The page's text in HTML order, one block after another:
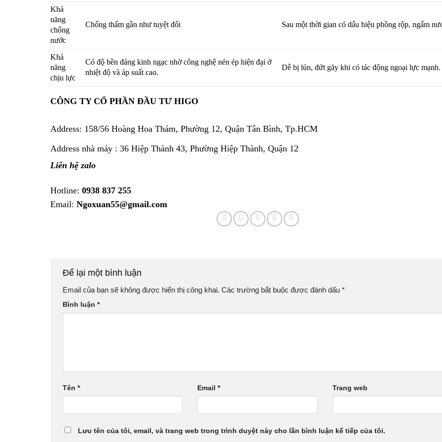
Khả
năng
chống
nước
Chống thấm gần như tuyệt đối Sau một thời gian có dấu hiệu phồng rộp, ngấm
Khả
năng
chịu lực
Có độ bền đáng kinh ngạc nhờ công nghệ nén ép hiện đại ở
nhiệt độ và áp suất cao.
Dễ bị lún, đứt gãy khi có tác động ngoại lực mạnh.
CÔNG TY CỔ PHẦN ĐẦU TƯ HIGO
Address: 158/56 Hoàng Hoa Thám, Phường 12, Quận Tân Bình, Tp.HCM
Address nhà máy : 36 Hiệp Thành 43, Phường Hiệp Thành, Quận 12
Liên hệ zalo
Hotline: 0938 837 255
Email: Ngoxuan55@gmail.com
Để lại một bình luận
Email của bạn sẽ không được hiển thị công khai. Các trường bắt buộc được đánh dấu *
Bình luận *
Tên * Email* Trang web
Lưu tên của tôi, email, và trang web trong trình duyệt này cho lần bình luận kế tiếp của tôi.